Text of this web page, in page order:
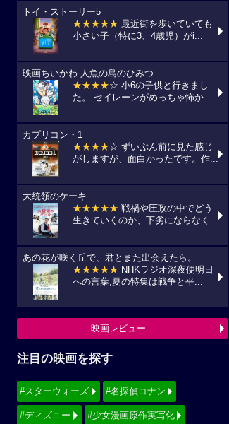
トイ・ストーリー5
★★★★★ 最近街を歩いていても
小さい子（特に3、4歳児）がi...
映画ちいかわ 人魚の島のひみつ
★★★★☆ 小6の子供と行きまし
た。 セイレーンがめっちゃ怖か...
カプリコン・1
★★★★☆ ずいぶん前に見た感じ
がしますが、面白かったです。作...
大統領のケーキ
★★★★★ 戦禍や圧政の中でどう
生きていくのか、下劣にならなく...
あの花が咲く丘で、君とまた出会えたら。
★★★★★ NHKラジオ深夜便明日
への言葉,夏の特集は戦争と平...
映画レビュー
注目の映画を探す
#スターウォーズ #名探偵コナン
#ディズニー #少女漫画原作実写化